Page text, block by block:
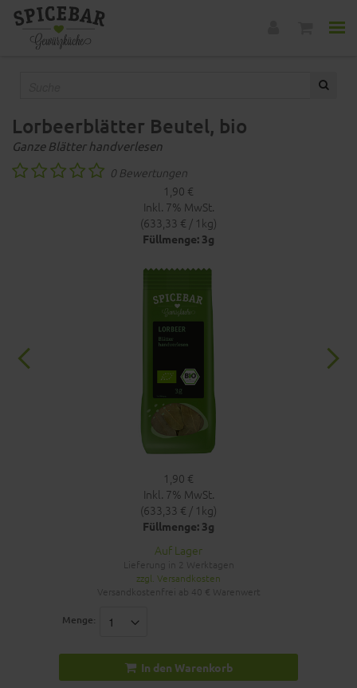
Lorbeerblätter Beutel, bio
Ganze Blätter handverlesen
0 Bewertungen
1,90 €
Inkl. 7% MwSt.
(633,33 € / 1kg)
Füllmenge: 3g
1,90 €
Inkl. 7% MwSt.
(633,33 € / 1kg)
Füllmenge: 3g
Auf Lager
Lieferung in 2 Werktagen
zzgl. Versandkosten
Versandkostenfrei ab 40 € Warenwert
Menge:
In den Warenkorb